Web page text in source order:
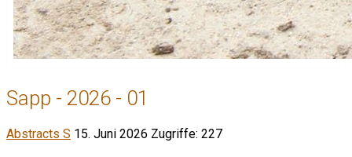
Sapp - 2026 - 01
Abstracts S 15. Juni 2026 Zugriffe: 227